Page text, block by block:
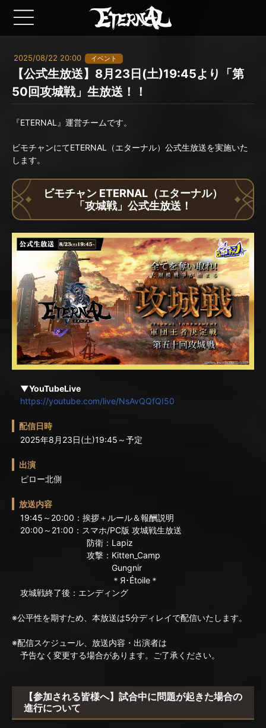
2025/08/22 20:00 イベント
【公式生放送】8月23日(土)19:45より「第
50回攻城戦」生放送！！
『ETERNAL』運営チームです。
ビモチャンにてETERNAL（エターナル）公式生放送を実施いた
します。
ビモチャン ETERNAL（エターナル）
「攻城戦」公式生放送！
▼YouTubeLive
https://youtube.com/live/NsAvQQfQI50
配信日時
2025年8月23日(土)19:45～予定
出演
ピロー北側
放送内容
19:45～20:00：挨拶＋ルール＆報酬説明
20:00～21:00：スマホ/PC版 攻城戦生放送
防衛：Lapiz
攻撃：Kitten_Camp
Gungnir
＊Я･Étoile＊
攻城戦終了後：エンディング
※公平性を期すため、本放送は5分ディレイで配信いたします。
※配信スケジュール、放送内容・出演者は
予告なく変更する場合があります。ご了承ください。
【参加される皆様へ】試合中に問題が起きた場合の
進行について